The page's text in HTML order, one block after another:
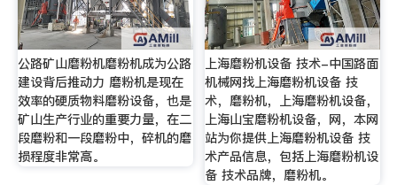
公路矿山磨粉机磨粉机成为公路
建设背后推动力 磨粉机是现在
效率的硬质物料磨粉设备，也是
矿山生产行业的重要力量，在二
段磨粉和一段磨粉中，碎机的磨
损程度非常高。
上海磨粉机设备 技术-中国路面
机械网找上海磨粉机设备 技
术，磨粉机，上海磨粉机设备，
上海山宝磨粉机设备，网，本网
站为你提供上海磨粉机设备 技
术产品信息，包括上海磨粉机设
备 技术品牌，磨粉机。